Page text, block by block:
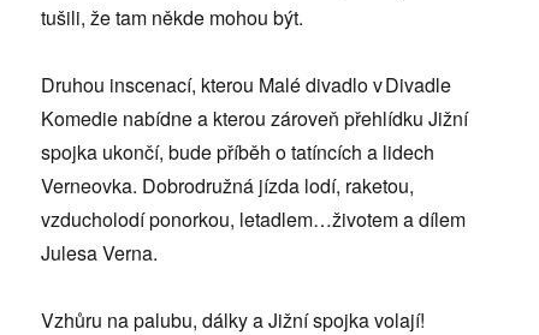
tušili, že tam někde mohou být.
Druhou inscenací, kterou Malé divadlo v Divadle
Komedie nabídne a kterou zároveň přehlídku Jižní
spojka ukončí, bude příběh o tatíncích a lidech
Verneovka. Dobrodružná jízda lodí, raketou,
vzducholodí ponorkou, letadlem…životem a dílem
Julesa Verna.
Vzhůru na palubu, dálky a Jižní spojka volají!